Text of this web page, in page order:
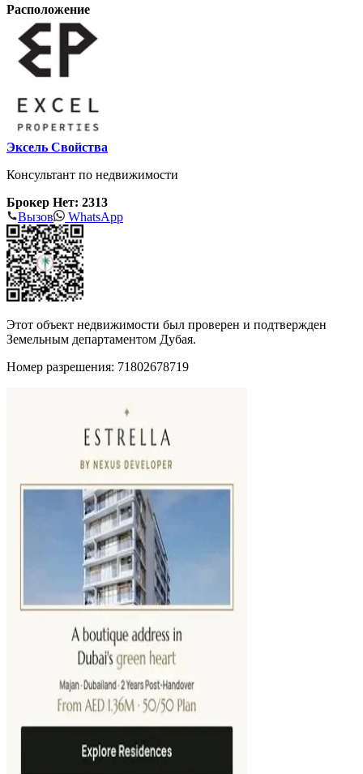
Расположение
Эксель Свойства
Консультант по недвижимости
Брокер Нет: 2313
Вызов
WhatsApp
Этот объект недвижимости был проверен и подтвержден
Земельным департаментом Дубая.
Номер разрешения: 71802678719